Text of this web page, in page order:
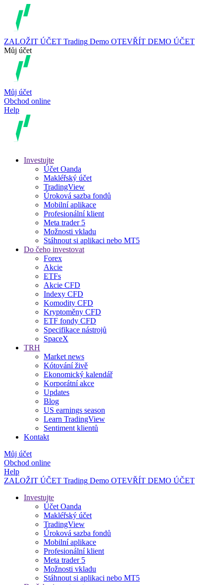
ZALOŽIT ÚČET Trading Demo OTEVŘÍT DEMO ÚČET
Můj účet
Můj účet
Obchod online
Help
Investujte
Účet Oanda
Makléřský účet
TradingView
Úroková sazba fondů
Mobilní aplikace
Profesionální klient
Meta trader 5
Možnosti vkladu
Stáhnout si aplikaci nebo MT5
Do čeho investovat
Forex
Akcie
ETFs
Akcie CFD
Indexy CFD
Komodity CFD
Kryptoměny CFD
ETF fondy CFD
Specifikace nástrojů
SpaceX
TRH
Market news
Kótování živě
Ekonomický kalendář
Korporátní akce
Updates
Blog
US earnings season
Learn TradingView
Sentiment klientů
Kontakt
Můj účet
Obchod online
Help
ZALOŽIT ÚČET Trading Demo OTEVŘÍT DEMO ÚČET
Investujte
Účet Oanda
Makléřský účet
TradingView
Úroková sazba fondů
Mobilní aplikace
Profesionální klient
Meta trader 5
Možnosti vkladu
Stáhnout si aplikaci nebo MT5